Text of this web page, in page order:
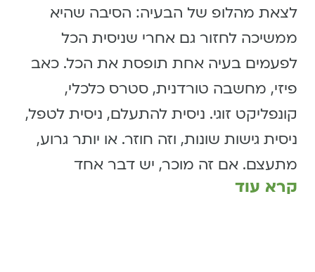
לצאת מהלופ של הבעיה: הסיבה שהיא
ממשיכה לחזור גם אחרי שניסית הכל
לפעמים בעיה אחת תופסת את הכל. כאב
פיזי, מחשבה טורדנית, סטרס כלכלי,
קונפליקט זוגי. ניסית להתעלם, ניסית לטפל,
ניסית גישות שונות, וזה חוזר. או יותר גרוע,
מתעצם. אם זה מוכר, יש דבר אחד
קרא עוד